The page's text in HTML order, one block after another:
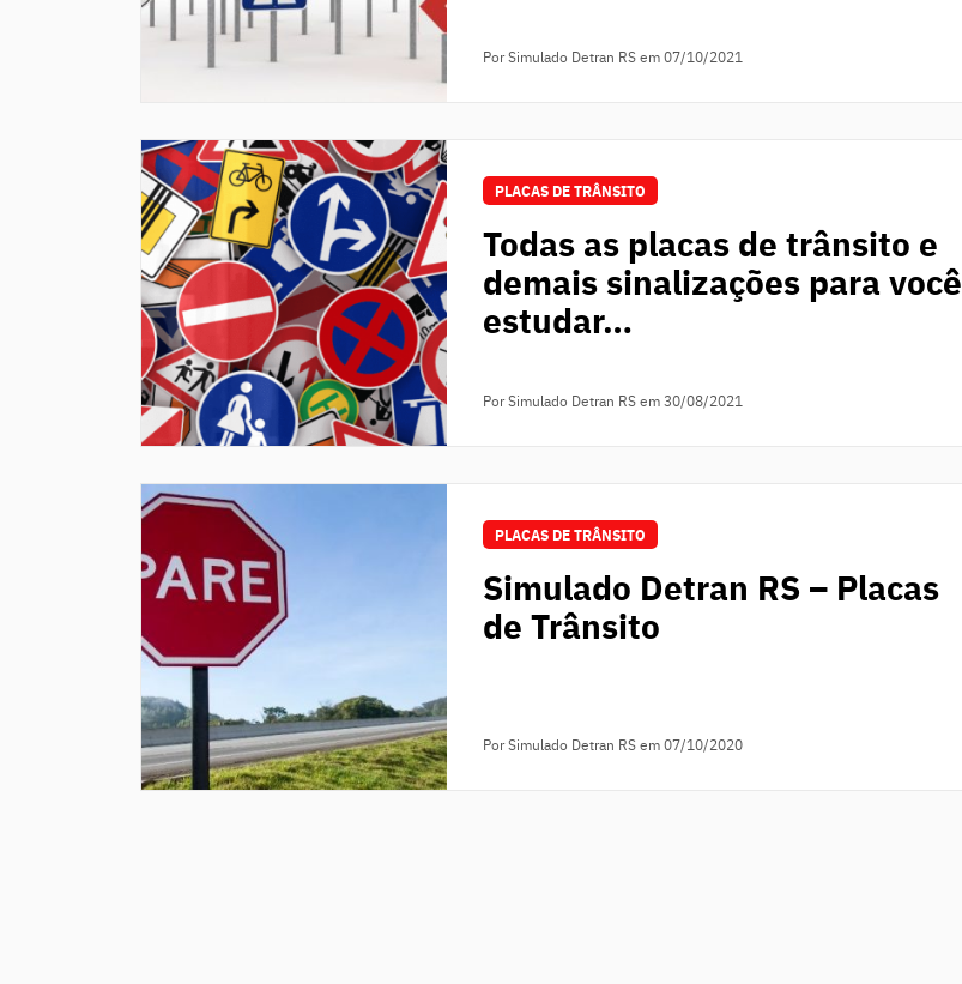
Por Simulado Detran RSem 07/10/2021
PLACAS DE TRÂNSITO
Todas as placas de trânsito e
demais sinalizações para você
estudar…
Por Simulado Detran RSem 30/08/2021
PLACAS DE TRÂNSITO
Simulado Detran RS – Placas
de Trânsito
Por Simulado Detran RSem 07/10/2020